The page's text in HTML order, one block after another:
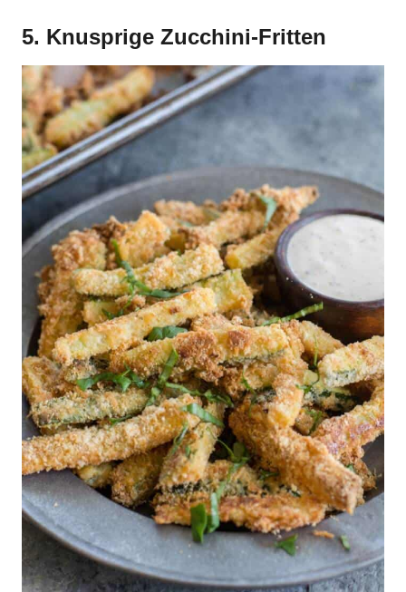
5. Knusprige Zucchini-Fritten